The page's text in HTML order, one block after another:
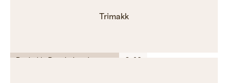
Trimakk